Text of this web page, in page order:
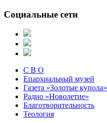
Социальные сети
С В О
Епархиальный музей
Газета «Золотые купола»
Радио «Новолетие»
Благотворительность
Теология